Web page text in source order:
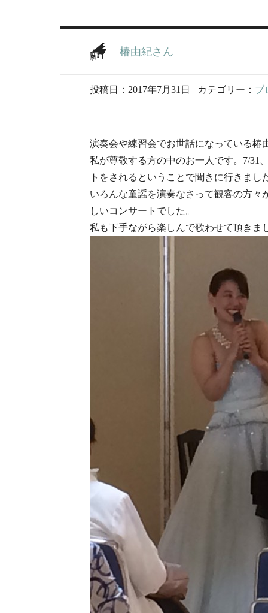
椿由紀さん
投稿日：2017年7月31日 カテゴリー： ブ
演奏会や練習会でお世話になっている椿
私が尊敬する方の中のお一人です。7/31
トをされるということで聞きに行きまし
いろんな童謡を演奏なさって観客の方
しいコンサートでした。
私も下手ながら楽しんで歌わせて頂き